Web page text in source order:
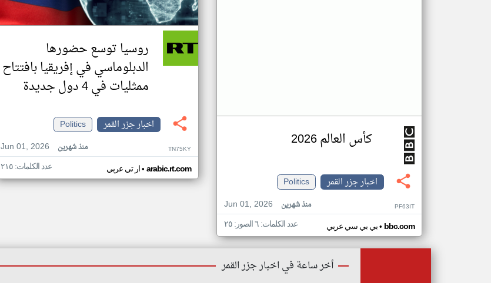
كأس العالم 2026
اخبار جزر القمر
Politics
Jun 01, 2026
منذ شهرين PF63IT
بي بي سي عربي• bbc.com عدد الكلمات: ٦ الصور: ٢٥
روسيا توسع حضورها
الدبلوماسي في إفريقيا بافتتاح
ممثليات في 4 دول جديدة
اخبار جزر القمر
Politics
Jun 01, 2026
منذ شهرين TN75KY
ار تي عربي• arabic.rt.com عدد الكلمات: ٢١٥
أخر ساعة في اخبار جزر القمر